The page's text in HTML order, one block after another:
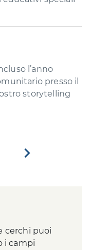
l’anno
presso il
storytelling
cerchi puoi
i campi